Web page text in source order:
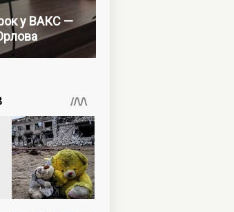
у ВАКС —